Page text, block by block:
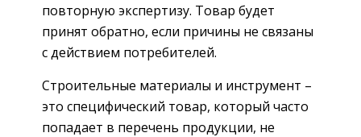
повторную экспертизу. Товар будет
принят обратно, если причины не связаны
с действием потребителей.
Строительные материалы и инструмент –
это специфический товар, который часто
попадает в перечень продукции, не